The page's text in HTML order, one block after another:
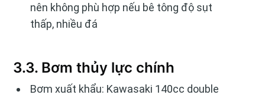
nên không phù hợp nếu bê tông độ sụt
thấp, nhiều đá
3.3. Bơm thủy lực chính
Bơm xuất khẩu: Kawasaki 140cc double